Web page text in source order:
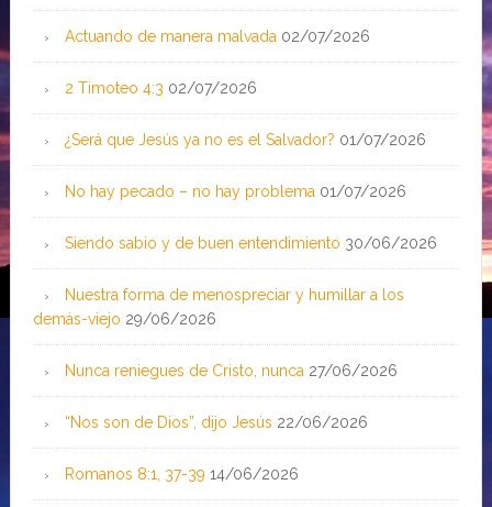
Actuando de manera malvada 02/07/2026
2 Timoteo 4:3 02/07/2026
¿Será que Jesús ya no es el Salvador? 01/07/2026
No hay pecado – no hay problema 01/07/2026
Siendo sabio y de buen entendimiento 30/06/2026
Nuestra forma de menospreciar y humillar a los
demás-viejo 29/06/2026
Nunca reniegues de Cristo, nunca 27/06/2026
“Nos son de Dios”, dijo Jesús 22/06/2026
Romanos 8:1, 37-39 14/06/2026